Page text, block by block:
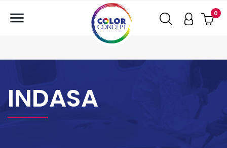
0

INDASA